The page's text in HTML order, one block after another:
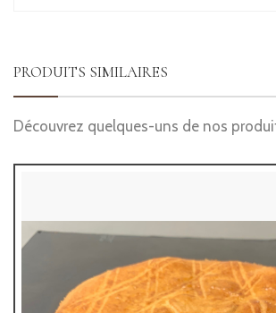
PRODUITS SIMILAIRES
Découvrez quelques-uns de nos